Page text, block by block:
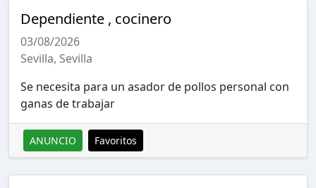
Dependiente , cocinero
03/08/2026
Sevilla, Sevilla
Se necesita para un asador de pollos personal con
ganas de trabajar
ANUNCIO Favoritos